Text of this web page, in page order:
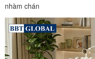
nhàm chán